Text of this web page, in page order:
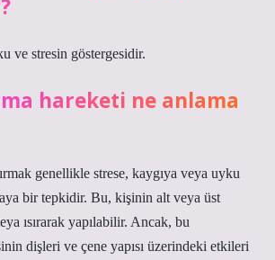
ve stresin göstergesidir.
hareketi ne anlama
genellikle strese, kaygıya veya uyku
bir tepkidir. Bu, kişinin alt veya üst
ısırarak yapılabilir. Ancak, bu
dişleri ve çene yapısı üzerindeki etkileri